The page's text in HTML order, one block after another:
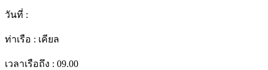
วันที่ :
ท่าเรือ : เคียล
เวลาเรือถึง : 09.00